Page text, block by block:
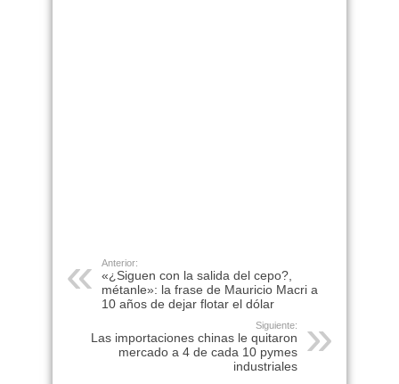
Anterior:
«¿Siguen con la salida del cepo?,
métanle»: la frase de Mauricio Macri a
10 años de dejar flotar el dólar
Siguiente:
Las importaciones chinas le quitaron
mercado a 4 de cada 10 pymes
industriales